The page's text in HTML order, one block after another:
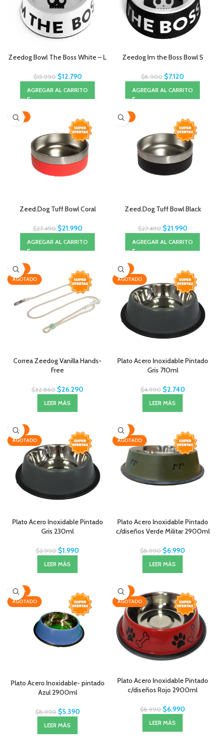
Zeedog Bowl The Boss White – L
$15.990 $12.790
AGREGAR AL CARRITO
Zeedog Im the Boss Bowl S
$8.900 $7.120
AGREGAR AL CARRITO
-20%
Zeed.Dog Tuff Bowl Coral
$27.490 $21.990
AGREGAR AL CARRITO
-20%
Zeed.Dog Tuff Bowl Black
$27.490 $21.990
AGREGAR AL CARRITO
-20%
AGOTADO
Correa Zeedog Vanilla Hands-
Free
$32.860 $26.290
LEER MÁS
-45%
AGOTADO
Plato Acero Inoxidable Pintado
Gris 710ml
$4.990 $2.740
LEER MÁS
-33%
AGOTADO
Plato Acero Inoxidable Pintado
Gris 230ml
$2.990 $1.990
LEER MÁS
-22%
AGOTADO
Plato Acero Inoxidable Pintado
c/diseños Verde Militar 2900ml
$8.990 $6.990
LEER MÁS
-40%
AGOTADO
Plato Acero Inoxidable- pintado
Azul 2900ml
$8.990 $5.390
LEER MÁS
-22%
AGOTADO
Plato Acero Inoxidable Pintado
c/diseños Rojo 2900ml
$8.990 $6.990
LEER MÁS